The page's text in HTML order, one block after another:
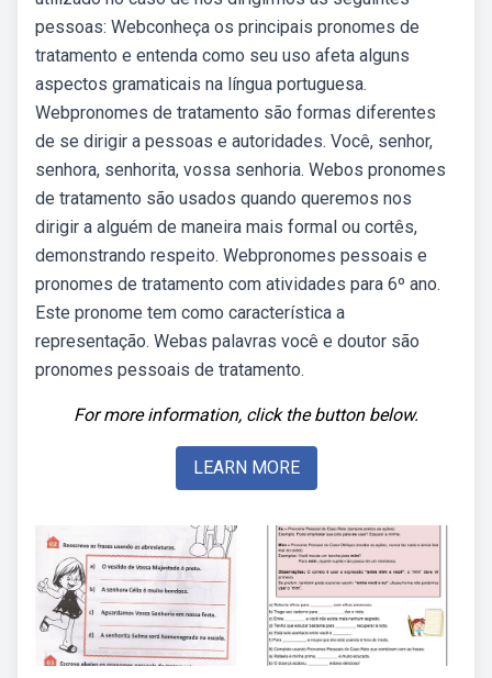
pessoas: Webconheça os principais pronomes de
tratamento e entenda como seu uso afeta alguns
aspectos gramaticais na língua portuguesa.
Webpronomes de tratamento são formas diferentes
de se dirigir a pessoas e autoridades. Você, senhor,
senhora, senhorita, vossa senhoria. Webos pronomes
de tratamento são usados quando queremos nos
dirigir a alguém de maneira mais formal ou cortês,
demonstrando respeito. Webpronomes pessoais e
pronomes de tratamento com atividades para 6º ano.
Este pronome tem como característica a
representação. Webas palavras você e doutor são
pronomes pessoais de tratamento.
For more information, click the button below.
LEARN MORE